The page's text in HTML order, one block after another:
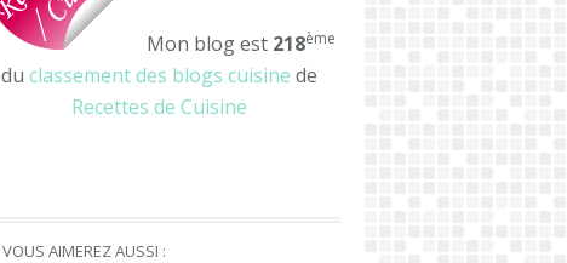
VOUS AIMEREZ AUSSI :
Mon blog est 218ème
du classement des blogs cuisine de
Recettes de Cuisine